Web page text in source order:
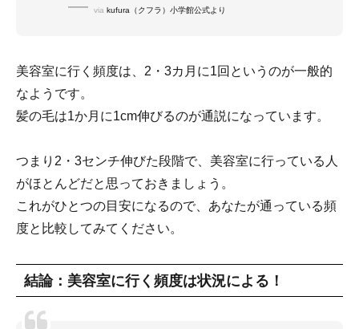
via kufura（クフラ）小学館公式より
美容室に行く頻度は、2・3カ月に1回というのが一般的
なようです。
髪の毛は1か月に1cm伸びるのが通説になっています。
つまり2・3センチ伸びた段階で、美容室に行っている人
がほとんどだと思っておきましょう。
これがひとつの目安になるので、あなたが通っている頻
度と比較してみてください。
結論：美容室に行く頻度は状況による！